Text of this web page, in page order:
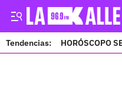
Tendencias: HORÓSCOPO